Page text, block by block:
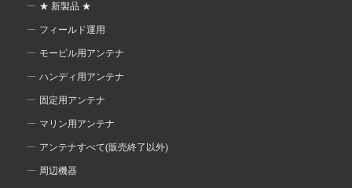
★ 新製品 ★
フィールド運用
モービル用アンテナ
ハンディ用アンテナ
固定用アンテナ
マリン用アンテナ
アンテナすべて(販売終了以外)
周辺機器